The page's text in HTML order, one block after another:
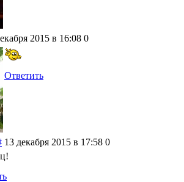
2015 в 16:08 0
Ответить
13 декабря 2015 в 17:58 0